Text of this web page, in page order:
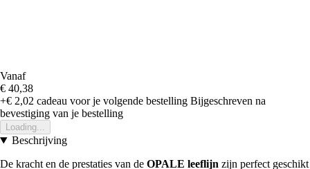
Vanaf
€ 40,38
+€ 2,02 cadeau voor je volgende bestelling Bijgeschreven na
bevestiging van je bestelling
Loading...
Beschrijving
De kracht en de prestaties van de OPALE leeflijn zijn perfect geschikt